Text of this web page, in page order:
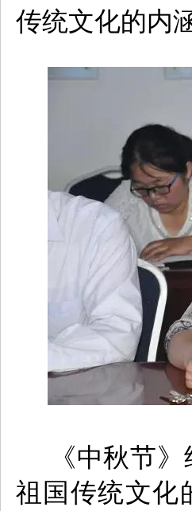
传统文化的内
《中秋节
祖国传统文